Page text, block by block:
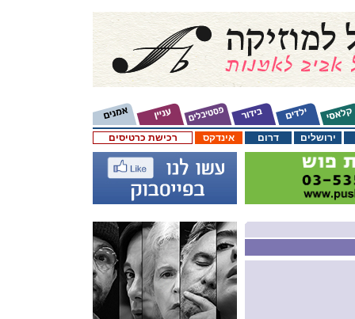
רכישת כרטיסים אינדקס דרום ירושלים